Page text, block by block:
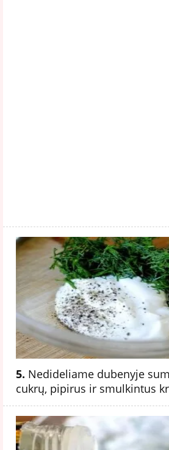
5. Nedideliame dubenyje
cukrų, pipirus ir smulkintus